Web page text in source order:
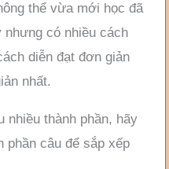
thể vừa mới học đã
có nhiều cách
diễn đạt đơn giản
nhất.
thành phần, hãy
phần câu để sắp xếp